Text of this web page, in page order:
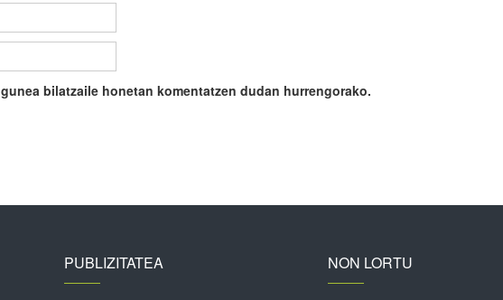
bilatzaile honetan komentatzen dudan hurrengorako.
PUBLIZITATEA NON LORTU